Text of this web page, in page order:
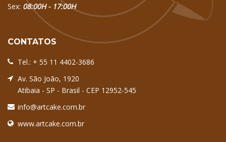
Sex: 08:00H - 17:00H
CONTATOS
Tel.: + 55 11 4402-3686
Av. São João, 1920
Atibaia - SP - Brasil - CEP 12952-545
info@artcake.com.br
www.artcake.com.br